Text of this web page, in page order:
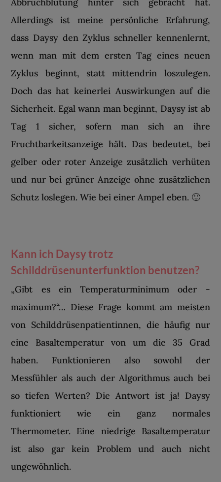
Allerdings ist meine persönliche Erfahrung,
dass Daysy den Zyklus schneller kennenlernt,
wenn man mit dem ersten Tag eines neuen
Zyklus beginnt, statt mittendrin loszulegen.
Doch das hat keinerlei Auswirkungen auf die
Sicherheit. Egal wann man beginnt, Daysy ist ab
Tag 1 sicher, sofern man sich an ihre
Fruchtbarkeitsanzeige hält. Das bedeutet, bei
gelber oder roter Anzeige zusätzlich verhüten
und nur bei grüner Anzeige ohne zusätzlichen
Schutz loslegen. Wie bei einer Ampel eben. 🙂
Kann ich Daysy trotz
Schilddrüsenunterfunktion benutzen?
„Gibt es ein Temperaturminimum oder -
maximum?“… Diese Frage kommt am meisten
von Schilddrüsenpatientinnen, die häufig nur
eine Basaltemperatur von um die 35 Grad
haben. Funktionieren also sowohl der
Messfühler als auch der Algorithmus auch bei
so tiefen Werten? Die Antwort ist ja! Daysy
funktioniert wie ein ganz normales
Thermometer. Eine niedrige Basaltemperatur
ist also gar kein Problem und auch nicht
ungewöhnlich.